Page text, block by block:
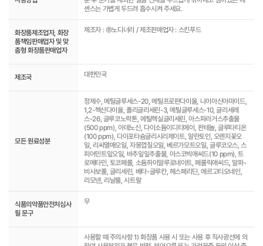
센스는 가볍게 두드려 흡수시켜 주세요.
화장품제조업자, 화장
품책임판매업자 및 맞
춤형 화장품판매업자
제조자 : ㈜노디너리 / 제조판매업자 : 스킨푸드
제조국 대한민국
모든 원료성분
정제수, 메틸글루세스-20, 메틸프로판다이올, 나이아신아마이드,
1,2-헥산다이올, 폴리글리세린-3, 메틸글루세스-10, 글리세레
스-26, 글루코노락톤, 에틸헥실글리세린, 아스파라거스추출물
(500 ppm), 아데노신, 다이소듐이디티에이, 판테놀, 글루타티온
(100 ppm), 다이포타슘글리시리제이트, 알란토인, 오렌지꽃오
일, 리씨열매오일, 자몽껍질오일, 베르가모트오일, 글루코오스, 스
피어민트잎오일, 바추잎잎추출물, 아스코빅애씨드(10 ppm), 트
로메타민, 토코페롤, 소듐하이알루로네이트, 페룰릭애씨드, 알파-
비사보롤, 글리세린, 베타-글루칸, 헤스페리딘, 에르고티오네인,
리모넨, 리날룰, 시트랄
식품의약품안전처심사
필 문구
무
사용할 때 주의사항 1) 화장품 사용 시 또는 사용 후 직사광선에 의